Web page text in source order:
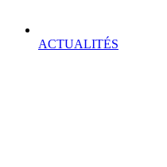
ACTUALITÉS